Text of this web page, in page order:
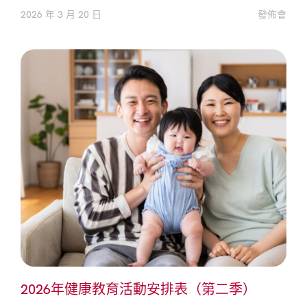
2026 年 3 月 20 日
發佈會
2026年健康教育活動安排表（第二季）